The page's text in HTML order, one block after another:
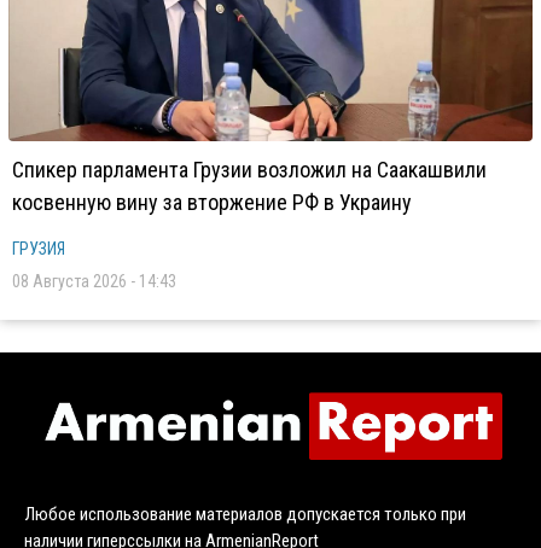
Спикер парламента Грузии возложил на Саакашвили
косвенную вину за вторжение РФ в Украину
ГРУЗИЯ
08 Августа 2026 - 14:43
Любое использование материалов допускается только при
наличии гиперссылки на ArmenianReport